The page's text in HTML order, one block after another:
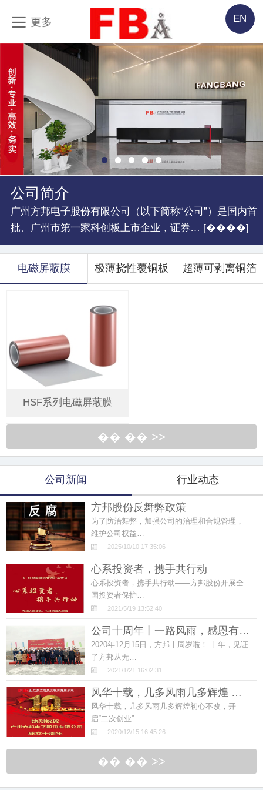
EN
公司简介
广州方邦电子股份有限公司（以下简称“公司”）是国内首
批、广州市第一家科创板上市企业，证券… [����]
电磁屏蔽膜 极薄挠性覆铜板 超薄可剥离铜箔
HSF系列电磁屏蔽膜
�� �� >>
公司新闻 行业动态
方邦股份反舞弊政策
为了防治舞弊，加强公司的治理和合规管理，
维护公司权益…
2025/10/10 17:35:06
心系投资者，携手共行动
心系投资者，携手共行动——方邦股份开展全
国投资者保护…
2021/5/19 13:52:40
公司十周年丨一路风雨，感恩有…
2020年12月15日，方邦十周岁啦！ 十年，见证
了方邦从无…
2021/1/21 16:02:31
风华十载，几多风雨几多辉煌 …
风华十载，几多风雨几多辉煌初心不改，开
启“二次创业”…
2020/12/15 16:45:26
�� �� >>